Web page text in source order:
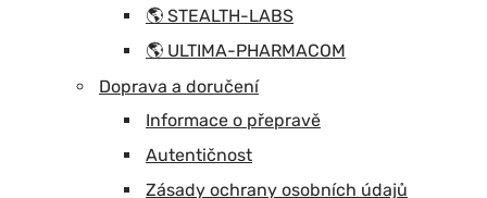
🌎 STEALTH-LABS
🌎 ULTIMA-PHARMACOM
Doprava a doručení
Informace o přepravě
Autentičnost
Zásady ochrany osobních údajů